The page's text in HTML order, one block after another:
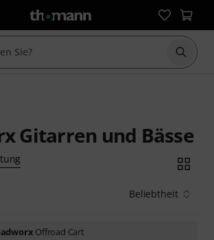
Suche
Gitarren und Bässe
Beliebtheit
Offroad Cart